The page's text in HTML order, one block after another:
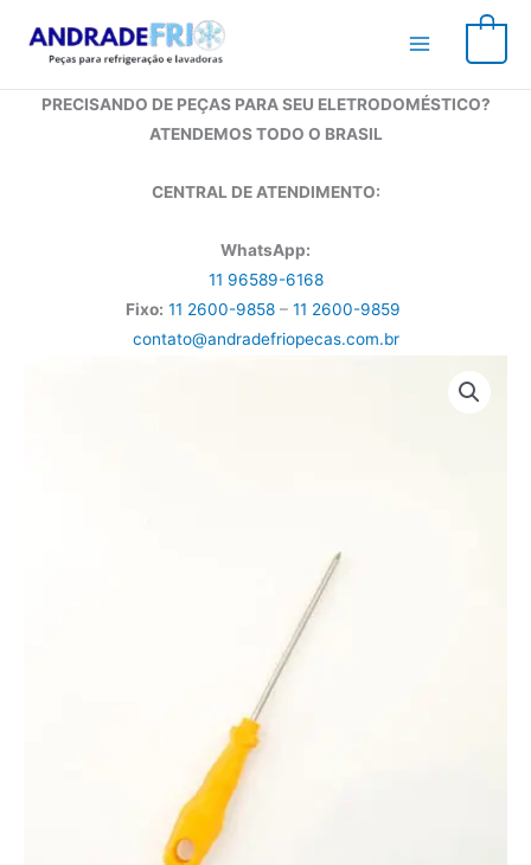
para
conteúdo
PRECISANDO DE PEÇAS PARA SEU ELETRODOMÉSTICO?
ATENDEMOS TODO O BRASIL
CENTRAL DE ATENDIMENTO:
WhatsApp:
11 96589-6168
Fixo: 11 2600-9858 – 11 2600-9859
contato@andradefriopecas.com.br